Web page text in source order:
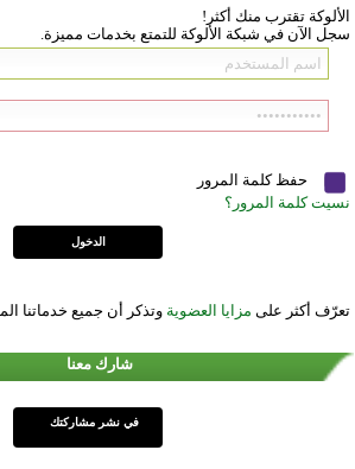
الألوكة تقترب منك أكثر!
سجل الآن في شبكة الألوكة للتمتع بخدمات مميزة.
حفظ كلمة المرور
نسيت كلمة المرور؟
تعرّف أكثر على مزايا العضوية وتذكر أن جميع خدماتنا
شارك معنا
في نشر مشاركتك